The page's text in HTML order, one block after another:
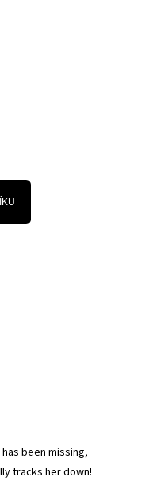
has been missing,
tracks her down!